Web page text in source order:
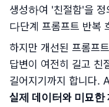
생성하여 '친절함'을
다단계 프롬프트 반복
하지만 개선된 프롬프
답변이 여전히 길고 친
길어지기까지 합니다.
실제 데이터와 미묘